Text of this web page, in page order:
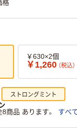
格
￥630×2個
￥1,260 （税込）
ストロングミント
8商品 あります。
すべ